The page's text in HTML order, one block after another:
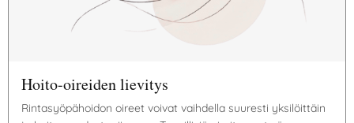
Hoito-oireiden lievitys
Rintasyöpähoidon oireet voivat vaihdella suuresti yksilöittäin